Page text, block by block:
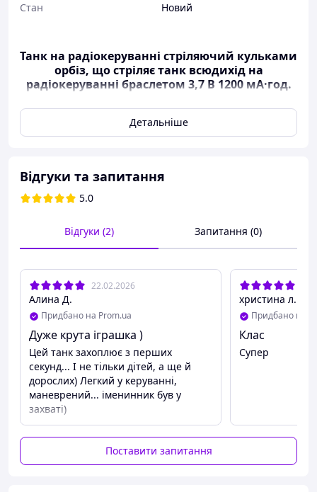
Стан
Новий
Танк на радіокеруванні стріляючий кульками
орбіз, що стріляє танк всюдихід на
радіокеруванні браслетом 3,7 В 1200 мА·год.
Характеристики:
Привод:
шинами Mecanum.
Ефекти:
Стрільба:дальність польоту орбізів — 5-6
Розмір:26 х 15 х 16 см.
Акумулятор:
заряджання приблизно 2-3 години.
Керування:пульт із простими та інтуїтивно
зрозумілими командами.
Комплектація
Радіокерований танк.
Пульт керування.
Акумуляторна батарея 3,7 В 1200 мА·год.
Детальніше
Відгуки та запитання
5.0
Відгуки (2) Запитання (0)
22.02.2026
Алина Д.
Придбано на Prom.ua
Дуже крута іграшка )
Цей танк захоплює з перших
секунд... І не тільки дітей, а ще й
дорослих) Легкий у керуванні,
маневрений... іменинник був у
захваті)
христина л.
Придбано на
Клас
Супер
Поставити запитання